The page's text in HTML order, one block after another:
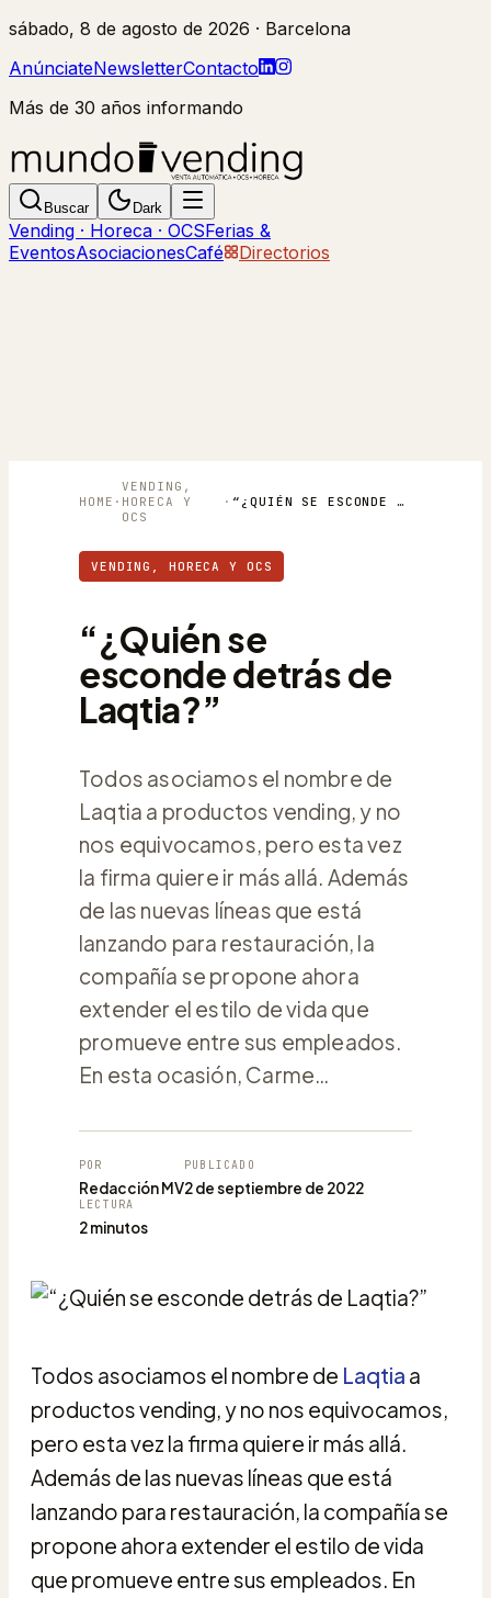
sábado, 8 de agosto de 2026 · Barcelona
AnúnciateNewsletterContacto
Más de 30 años informando
Buscar Dark
Vending · Horeca · OCSFerias &
EventosAsociacionesCafé Directorios
HOME ·
VENDING,
HORECA Y
OCS
· “¿QUIÉN SE ESCONDE DETRÁS DE LAQTIA?”
VENDING, HORECA Y OCS
“¿Quién se
esconde detrás de
Laqtia?”
Todos asociamos el nombre de
Laqtia a productos vending, y no
nos equivocamos, pero esta vez
la firma quiere ir más allá. Además
de las nuevas líneas que está
lanzando para restauración, la
compañía se propone ahora
extender el estilo de vida que
promueve entre sus empleados.
En esta ocasión, Carme…
POR
Redacción MV
PUBLICADO
2 de septiembre de 2022
LECTURA
2 minutos
Todos asociamos el nombre de Laqtia a
productos vending, y no nos equivocamos,
pero esta vez la firma quiere ir más allá.
Además de las nuevas líneas que está
lanzando para restauración, la compañía se
propone ahora extender el estilo de vida
que promueve entre sus empleados. En